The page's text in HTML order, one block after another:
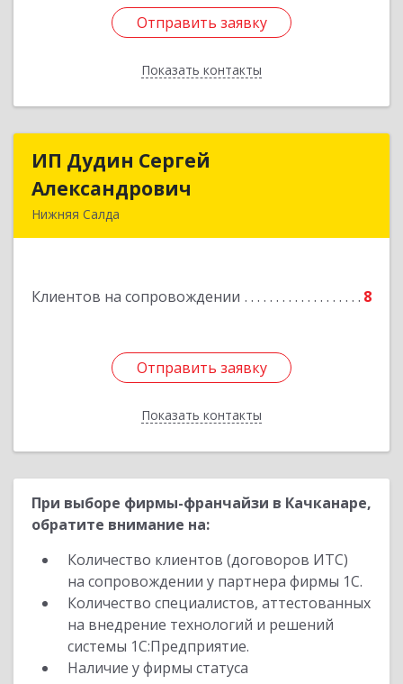
Отправить заявку
Показать контакты
Отправить заявку
Назад
ИП Дудин Сергей
Александрович
Нижняя Салда
Клиентов на сопровождении 8
Отправить заявку
Показать контакты
ИП Дудин Сергей
Подробнее
Отправить заявку
Назад
При выборе фирмы-франчайзи в Качканаре,
обратите внимание на:
Количество клиентов (договоров ИТС)
на сопровождении у партнера фирмы 1С.
Количество специалистов, аттестованных
на внедрение технологий и решений
системы 1С:Предприятие.
Наличие у фирмы статуса